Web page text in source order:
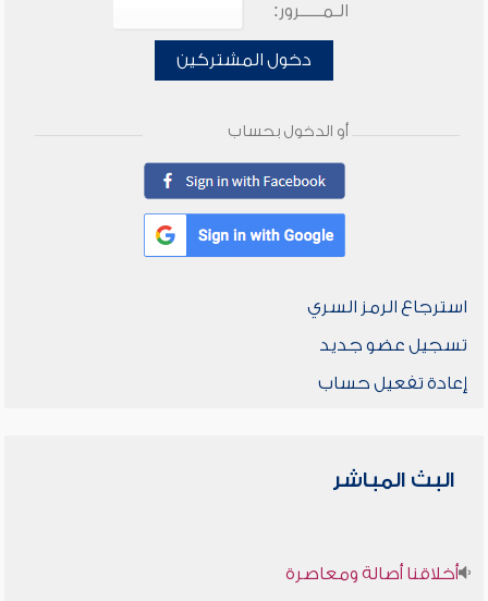
الـمـــــرور:
دخول المشتركين
أو الدخول بحساب
استرجاع الرمز السري
تسجيل عضو جديد
إعادة تفعيل حساب
البث المباشر
أخلاقنا أصالة ومعاصرة